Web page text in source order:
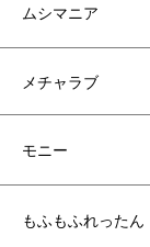
ムシマニア
メチャラブ
モニー
もふもふれったん